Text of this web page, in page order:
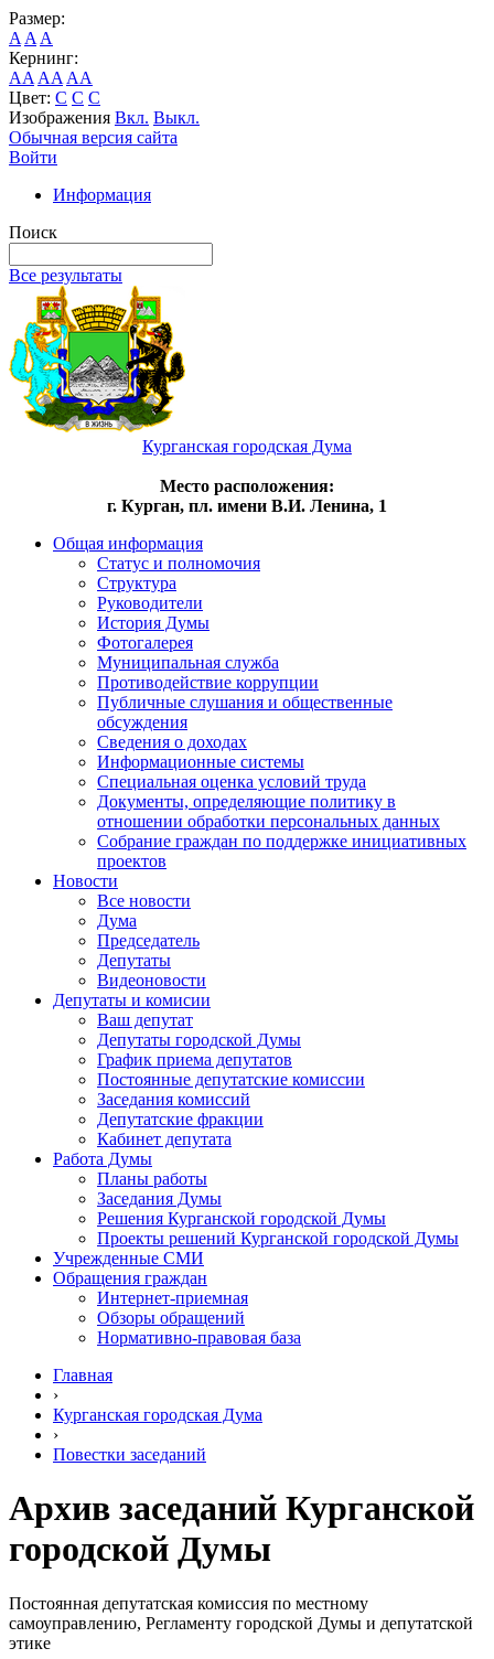
Размер:
A A A
Кернинг:
AA AA AA
Цвет: C C C
Изображения Вкл. Выкл.
Обычная версия сайта
Войти
Информация
Поиск
Все результаты
Курганская городская Дума
Место расположения:
г. Курган, пл. имени В.И. Ленина, 1
Общая информация
Статус и полномочия
Структура
Руководители
История Думы
Фотогалерея
Муниципальная служба
Противодействие коррупции
Публичные слушания и общественные
обсуждения
Сведения о доходах
Информационные системы
Специальная оценка условий труда
Документы, определяющие политику в
отношении обработки персональных данных
Собрание граждан по поддержке инициативных
проектов
Новости
Все новости
Дума
Председатель
Депутаты
Видеоновости
Депутаты и комисии
Ваш депутат
Депутаты городской Думы
График приема депутатов
Постоянные депутатские комиссии
Заседания комиссий
Депутатские фракции
Кабинет депутата
Работа Думы
Планы работы
Заседания Думы
Решения Курганской городской Думы
Проекты решений Курганской городской Думы
Учрежденные СМИ
Обращения граждан
Интернет-приемная
Обзоры обращений
Нормативно-правовая база
Главная
›
Курганская городская Дума
›
Повестки заседаний
Архив заседаний Курганской
городской Думы
Постоянная депутатская комиссия по местному
самоуправлению, Регламенту городской Думы и депутатской
этике